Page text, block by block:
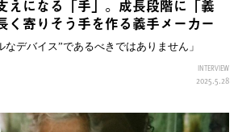
えになる「手」。成長段階に「義
く寄りそう手を作る義手メーカー
なデバイス”であるべきではありません」
INTERVIEW
2025.5.28